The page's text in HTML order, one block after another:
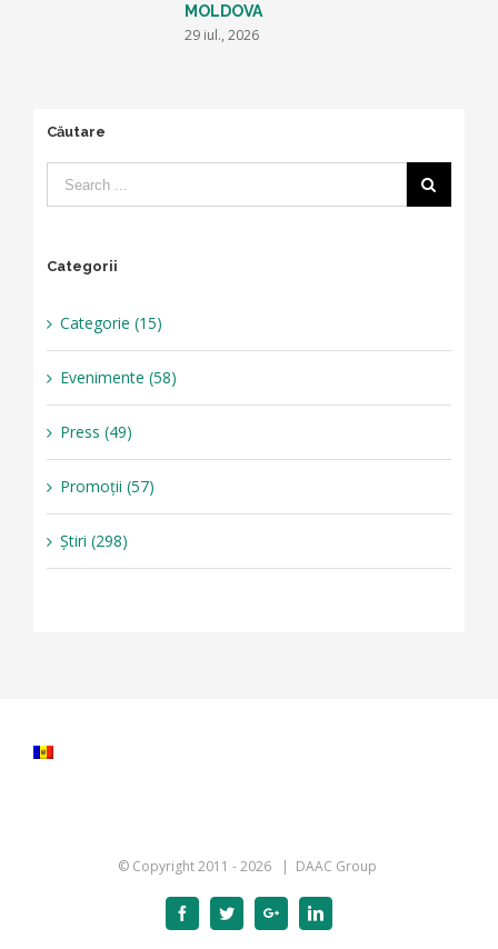
MOLDOVA
29 iul., 2026
Căutare
Categorii
Categorie (15)
Evenimente (58)
Press (49)
Promoții (57)
Știri (298)
© Copyright 2011 -2026 | DAAC Group
FacebookTwitterGoogle+Linkedin